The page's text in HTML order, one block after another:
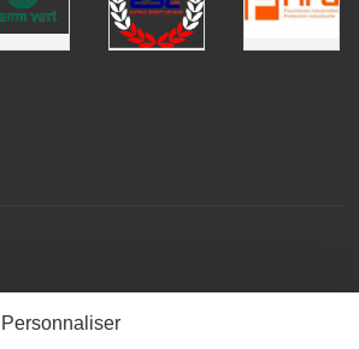
Personnaliser